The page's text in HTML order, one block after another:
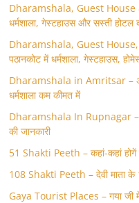
Dharamshala, Guest
धर्मशाला, गेस्टहाउस और सस्ती होटल
Dharamshala, Guest
पठानकोट में धर्मशाला, गेस्टहाउस,
Dharamshala in Amritsar –
धर्मशाला कम कीमत में
Dharamshala In Rupnagar –
की जानकारी
51 Shakti Peeth – कहां-कहां होगें
108 Shakti Peeth – देवी माता के
Gaya Tourist Places – गया जी